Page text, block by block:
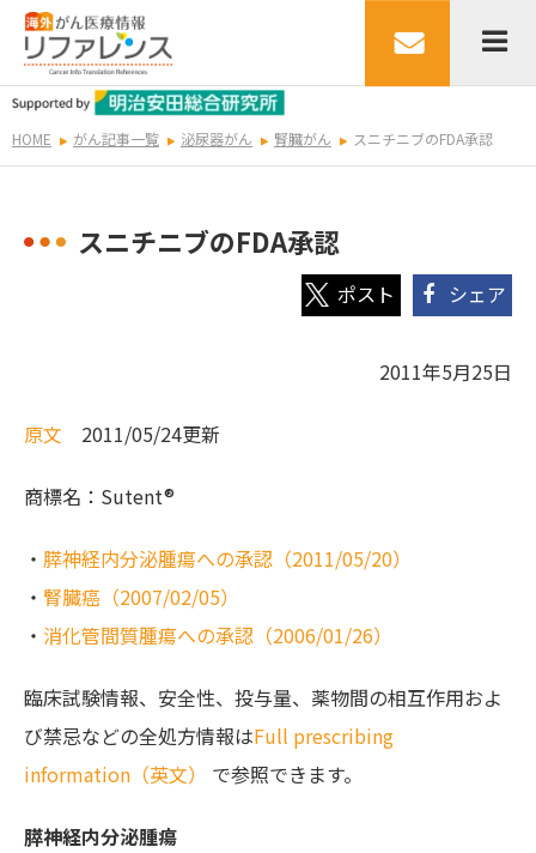
HOME がん記事一覧 泌尿器がん 腎臓がん スニチニブのFDA承認
スニチニブのFDA承認
シェア
2011年5月25日
原文 2011/05/24更新
商標名：Sutent®
・ 膵神経内分泌腫瘍への承認（2011/05/20）
・ 腎臓癌（2007/02/05）
・ 消化管間質腫瘍への承認（2006/01/26）
臨床試験情報、安全性、投与量、薬物間の相互作用およ
び禁忌などの全処方情報はFull prescribing
information（英文）
で参照できます。
膵神経内分泌腫瘍